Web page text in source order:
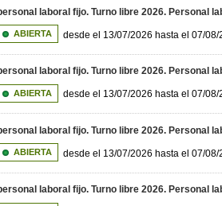
laboral fijo. Turno libre 2026. Personal
ABIERTA desde el 13/07/2026 hasta el 07/08/
laboral fijo. Turno libre 2026. Personal
ABIERTA desde el 13/07/2026 hasta el 07/08/
laboral fijo. Turno libre 2026. Personal
ABIERTA desde el 13/07/2026 hasta el 07/08/
laboral fijo. Turno libre 2026. Personal